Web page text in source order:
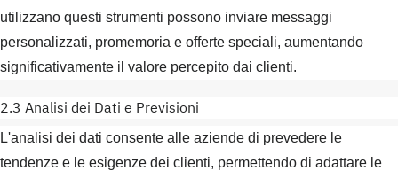
utilizzano questi strumenti possono inviare messaggi
personalizzati, promemoria e offerte speciali, aumentando
significativamente il valore percepito dai clienti.
2.3 Analisi dei Dati e Previsioni
L'analisi dei dati consente alle aziende di prevedere le
tendenze e le esigenze dei clienti, permettendo di adattare le